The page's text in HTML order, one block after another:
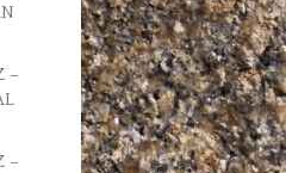
–
–